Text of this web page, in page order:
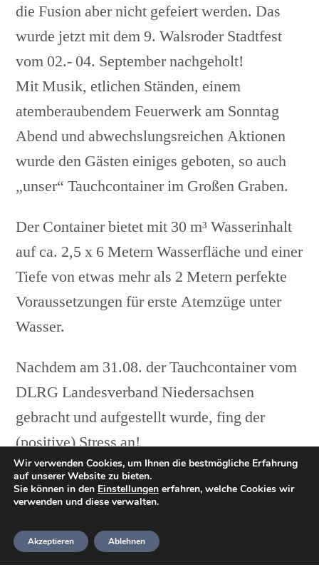
die Fusion aber nicht gefeiert werden. Das
wurde jetzt mit dem 9. Walsroder Stadtfest
vom 02.- 04. September nachgeholt!
Mit Musik, etlichen Ständen, einem
atemberaubendem Feuerwerk am Sonntag
Abend und abwechslungsreichen Aktionen
wurde den Gästen einiges geboten, so auch
„unser“ Tauchcontainer im Großen Graben.
Der Container bietet mit 30 m³ Wasserinhalt
auf ca. 2,5 x 6 Metern Wasserfläche und einer
Tiefe von etwas mehr als 2 Metern perfekte
Voraussetzungen für erste Atemzüge unter
Wasser.
Nachdem am 31.08. der Tauchcontainer vom
DLRG Landesverband Niedersachsen
gebracht und aufgestellt wurde, fing der
(positive) Stress an!
Denn nun galt es den Stromanschluss zu
verlegen, eine Fußbodenheizung einzulegen –
durch Kamaci Haustechnik angeschlossen
und betrieben wurde – um Wasser in den
Wir verwenden Cookies, um Ihnen die bestmögliche Erfahrung
auf unserer Website zu bieten.
Sie können in den Einstellungen erfahren, welche Cookies wir
verwenden und diese verwalten.
Akzeptieren Ablehnen